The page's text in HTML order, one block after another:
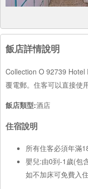
飯店詳情說明
Collection O 92739 Hotel
覆電郵。住客可以直接使
飯店類型:酒店
住宿說明
所有住客必須年滿
嬰兒:由0到-1歲(包
如不加床可免費入住